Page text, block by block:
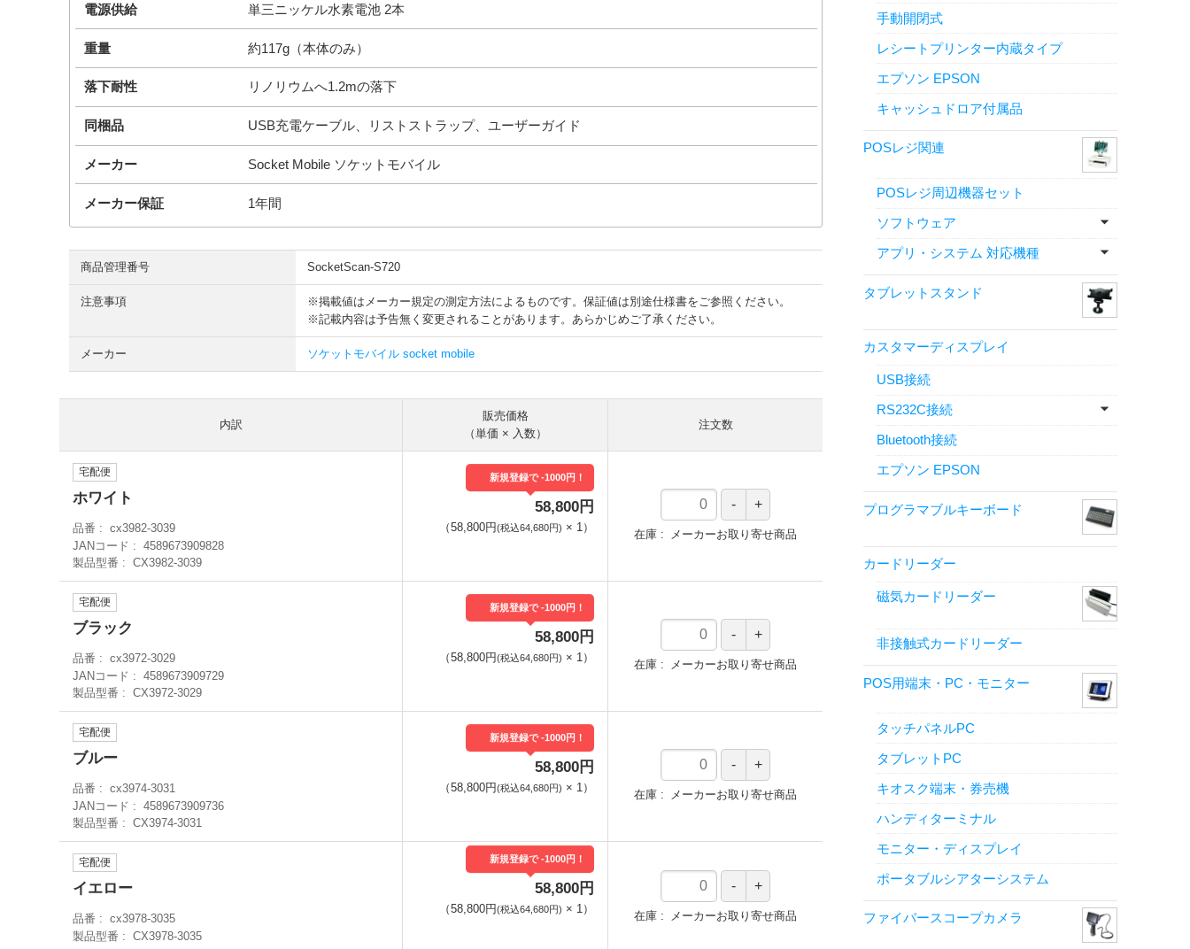
電源供給 単三ニッケル水素電池 2本
重量 約117g（本体のみ）
落下耐性 リノリウムへ1.2mの落下
同梱品 USB充電ケーブル、リストストラップ、ユーザーガイド
メーカー Socket Mobile ソケットモバイル
メーカー保証 1年間
商品管理番号 SocketScan-S720
注意事項
※掲載値はメーカー規定の測定方法によるものです。保証値は別途仕様書をご参照ください。
※記載内容は予告無く変更されることがあります。あらかじめご了承ください。
メーカー ソケットモバイル socket mobile
内訳
販売価格
（単価 × 入数）
注文数
宅配便
ホワイト
品番
cx3982-3039
JANコード
4589673909828
製品型番
CX3982-3039
新規登録で -1000円！
58,800円
（58,800円(税込64,680円) × 1 ）
在庫 メーカーお取り寄せ商品
宅配便
ブラック
品番
cx3972-3029
JANコード
4589673909729
製品型番
CX3972-3029
新規登録で -1000円！
58,800円
（58,800円(税込64,680円) × 1 ）
在庫 メーカーお取り寄せ商品
宅配便
ブルー
品番
cx3974-3031
JANコード
4589673909736
製品型番
CX3974-3031
新規登録で -1000円！
58,800円
（58,800円(税込64,680円) × 1 ）
在庫 メーカーお取り寄せ商品
宅配便
イエロー
品番
cx3978-3035
製品型番
CX3978-3035
新規登録で -1000円！
58,800円
（58,800円(税込64,680円) × 1 ）
在庫 メーカーお取り寄せ商品
手動開閉式
レシートプリンター内蔵タイプ
エプソン EPSON
キャッシュドロア付属品
POSレジ関連
POSレジ周辺機器セット
ソフトウェア
アプリ・システム 対応機種
タブレットスタンド
カスタマーディスプレイ
USB接続
RS232C接続
Bluetooth接続
エプソン EPSON
プログラマブルキーボード
カードリーダー
磁気カードリーダー
非接触式カードリーダー
POS用端末・PC・モニター
タッチパネルPC
タブレットPC
キオスク端末・券売機
ハンディターミナル
モニター・ディスプレイ
ポータブルシアターシステム
ファイバースコープカメラ